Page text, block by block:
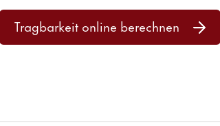
Tragbarkeit online berechnen